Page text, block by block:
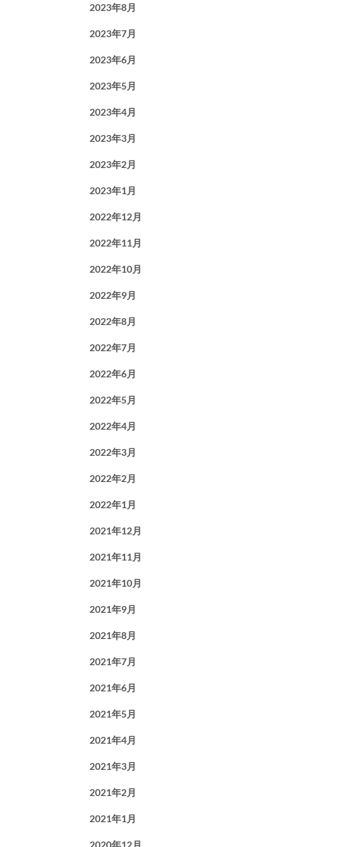
2023年8月
2023年7月
2023年6月
2023年5月
2023年4月
2023年3月
2023年2月
2023年1月
2022年12月
2022年11月
2022年10月
2022年9月
2022年8月
2022年7月
2022年6月
2022年5月
2022年4月
2022年3月
2022年2月
2022年1月
2021年12月
2021年11月
2021年10月
2021年9月
2021年8月
2021年7月
2021年6月
2021年5月
2021年4月
2021年3月
2021年2月
2021年1月
2020年12月